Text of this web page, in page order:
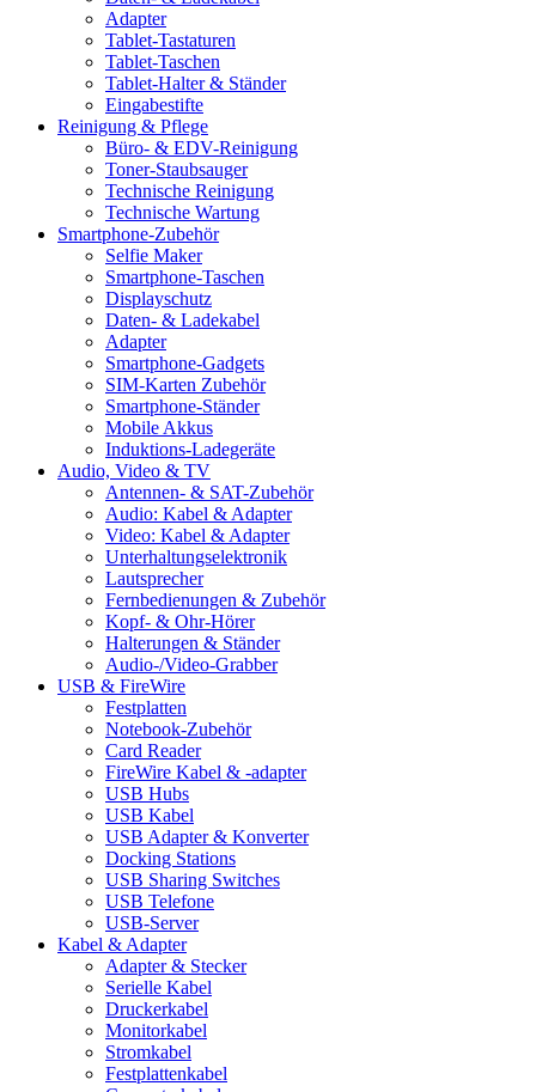
Adapter
Tablet-Tastaturen
Tablet-Taschen
Tablet-Halter & Ständer
Eingabestifte
Reinigung & Pflege
Büro- & EDV-Reinigung
Toner-Staubsauger
Technische Reinigung
Technische Wartung
Smartphone-Zubehör
Selfie Maker
Smartphone-Taschen
Displayschutz
Daten- & Ladekabel
Adapter
Smartphone-Gadgets
SIM-Karten Zubehör
Smartphone-Ständer
Mobile Akkus
Induktions-Ladegeräte
Audio, Video & TV
Antennen- & SAT-Zubehör
Audio: Kabel & Adapter
Video: Kabel & Adapter
Unterhaltungselektronik
Lautsprecher
Fernbedienungen & Zubehör
Kopf- & Ohr-Hörer
Halterungen & Ständer
Audio-/Video-Grabber
USB & FireWire
Festplatten
Notebook-Zubehör
Card Reader
FireWire Kabel & -adapter
USB Hubs
USB Kabel
USB Adapter & Konverter
Docking Stations
USB Sharing Switches
USB Telefone
USB-Server
Kabel & Adapter
Adapter & Stecker
Serielle Kabel
Druckerkabel
Monitorkabel
Stromkabel
Festplattenkabel